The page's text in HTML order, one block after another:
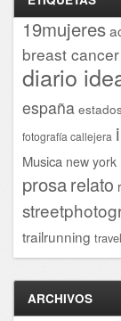
19mujeres
breast
diario
españa
fotografía callejera
Musica new york
prosarelato
trailrunning travel
ARCHIVOS